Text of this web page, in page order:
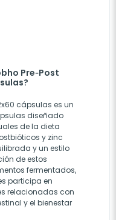
Pre‑Post
cápsulas es un
diseñado
de la dieta
y zinc
y un estilo
de estos
fermentados,
participa en
relacionadas con
y el bienestar